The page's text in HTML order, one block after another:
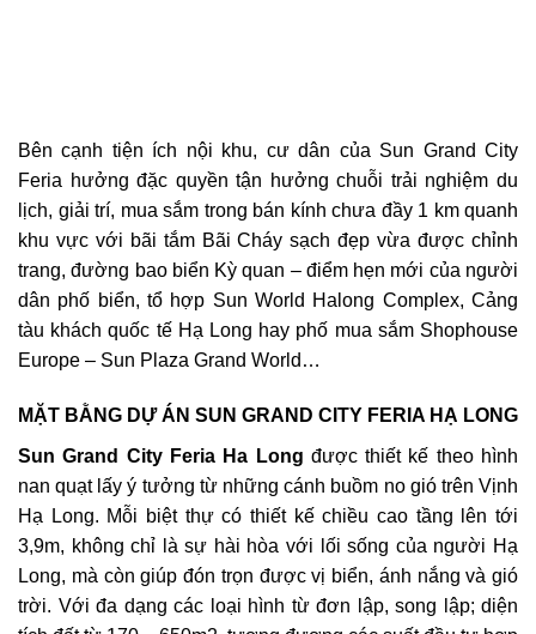
Bên cạnh tiện ích nội khu, cư dân của Sun Grand City
Feria hưởng đặc quyền tận hưởng chuỗi trải nghiệm du
lịch, giải trí, mua sắm trong bán kính chưa đầy 1 km quanh
khu vực với bãi tắm Bãi Cháy sạch đẹp vừa được chỉnh
trang, đường bao biển Kỳ quan – điểm hẹn mới của người
dân phố biển, tổ hợp Sun World Halong Complex, Cảng
tàu khách quốc tế Hạ Long hay phố mua sắm Shophouse
Europe – Sun Plaza Grand World…
MẶT BẰNG DỰ ÁN SUN GRAND CITY FERIA HẠ LONG
Sun Grand City Feria Ha Long được thiết kế theo hình
nan quạt lấy ý tưởng từ những cánh buồm no gió trên Vịnh
Hạ Long. Mỗi biệt thự có thiết kế chiều cao tầng lên tới
3,9m, không chỉ là sự hài hòa với lối sống của người Hạ
Long, mà còn giúp đón trọn được vị biển, ánh nắng và gió
trời. Với đa dạng các loại hình từ đơn lập, song lập; diện